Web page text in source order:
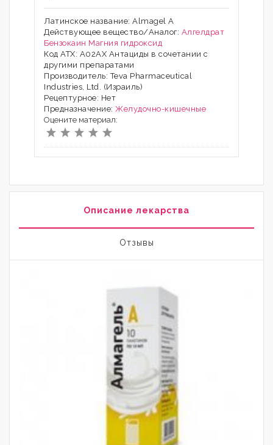
Латинское название: Almagel A
Действующее вещество/Аналог: Алгелдрат
Бензокаин Магния гидроксид
Код АТХ: A02AX Антациды в сочетании с
другими препаратами
Производитель: Teva Pharmaceutical
Industries, Ltd. (Израиль)
Рецептурное: Нет
Предназначение: Желудочно-кишечные
Оцените материал:
Описание лекарства
Отзывы